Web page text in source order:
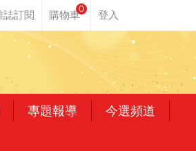
0
專題報導 今選頻道